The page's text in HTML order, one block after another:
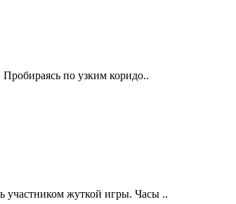
Пробираясь по узким коридо..
участником жуткой игры. Часы ..